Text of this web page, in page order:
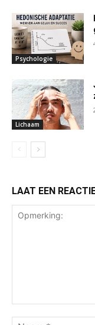
Psychologie
Lichaam
LAAT EEN